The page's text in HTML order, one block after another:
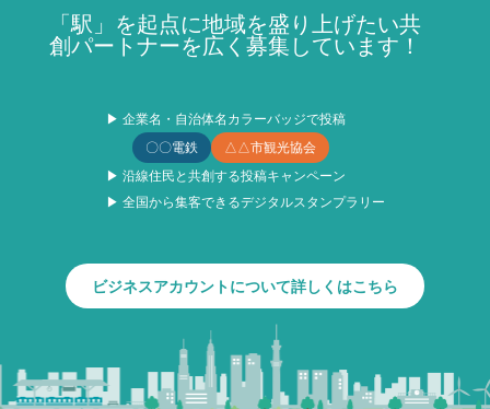
「駅」を起点に地域を盛り上げたい共
創パートナーを広く募集しています！
▶ 企業名・自治体名カラーバッジで投稿
〇〇電鉄
△△市観光協会
▶ 沿線住民と共創する投稿キャンペーン
▶ 全国から集客できるデジタルスタンプラリー
ビジネスアカウントについて詳しくはこちら